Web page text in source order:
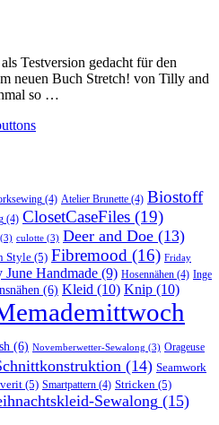
Testversion gedacht für den
neuen Buch Stretch! von Tilly and
so …
(4) Atelier Brunette (4) Biostoff
(4) ClosetCaseFiles (19)
(3) culotte (3) Deer and Doe (13)
Style (5) Fibremood (16) Friday
June Handmade (9) Hosennähen (4) Inge
(6) Kleid (10) Knip (10)
(6) Novemberwetter-Sewalong (3) Orageuse
(14) Seamwork
(5) Smartpattern (4) Stricken (5)
Sewalong (15)